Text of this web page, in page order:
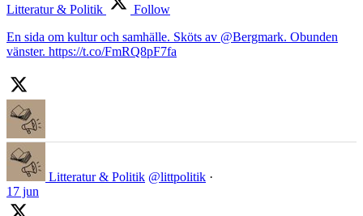
Litteratur & Politik
Follow
En sida om kultur och samhälle. Sköts av @Bergmark. Obunden
vänster. https://t.co/FmRQ8pF7fa
Litteratur & Politik @littpolitik ·
17 jun